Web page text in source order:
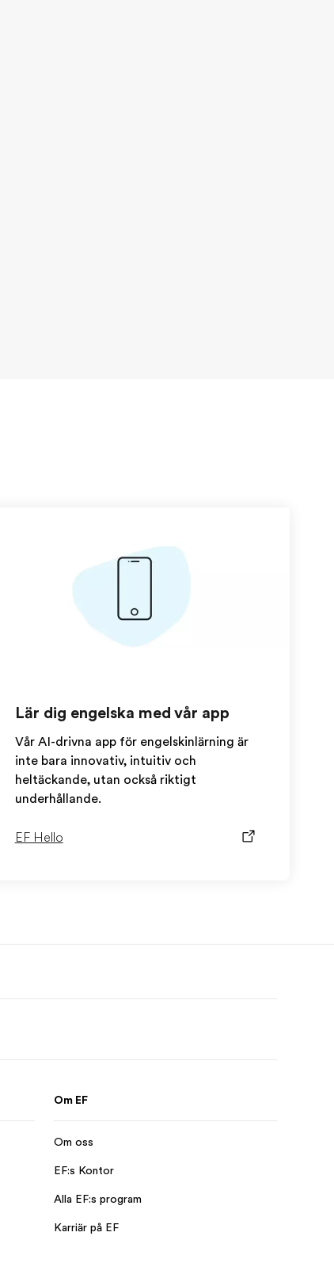
Lär dig engelska med vår app
Vår AI-drivna app för engelskinlärning är
inte bara innovativ, intuitiv och
heltäckande, utan också riktigt
underhållande.
EF Hello
Om EF
Om oss
EF:s Kontor
Alla EF:s program
Karriär på EF